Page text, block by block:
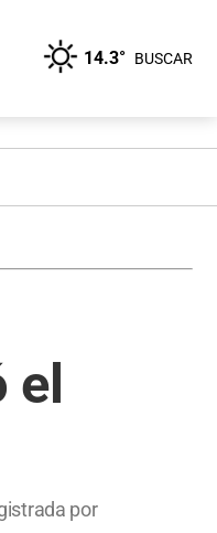
14.3° BUSCAR
por